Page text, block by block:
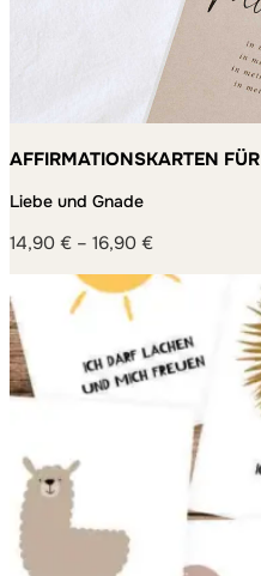
AFFIRMATIONSKARTEN
Liebe und Gnade
14,90 € – 16,90 €
14,90 €
16,90 €